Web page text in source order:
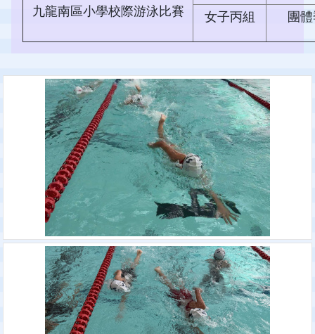
九龍南區小學校際游泳比賽
女子丙組 團